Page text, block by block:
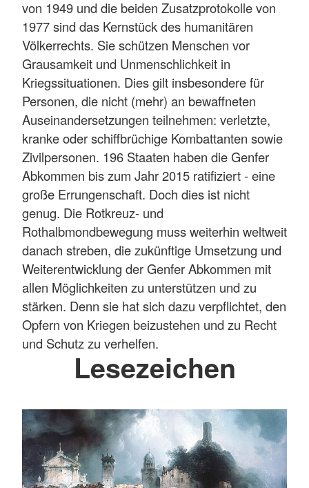
von 1949 und die beiden Zusatzprotokolle von
1977 sind das Kernstück des humanitären
Völkerrechts. Sie schützen Menschen vor
Grausamkeit und Unmenschlichkeit in
Kriegssituationen. Dies gilt insbesondere für
Personen, die nicht (mehr) an bewaffneten
Auseinandersetzungen teilnehmen: verletzte,
kranke oder schiffbrüchige Kombattanten sowie
Zivilpersonen. 196 Staaten haben die Genfer
Abkommen bis zum Jahr 2015 ratifiziert - eine
große Errungenschaft. Doch dies ist nicht
genug. Die Rotkreuz- und
Rothalbmondbewegung muss weiterhin weltweit
danach streben, die zukünftige Umsetzung und
Weiterentwicklung der Genfer Abkommen mit
allen Möglichkeiten zu unterstützen und zu
stärken. Denn sie hat sich dazu verpflichtet, den
Opfern von Kriegen beizustehen und zu Recht
und Schutz zu verhelfen.
Lesezeichen